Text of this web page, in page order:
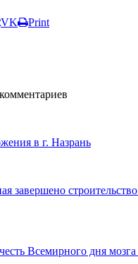
VK Print
в г. Назрань
Всемирного дня